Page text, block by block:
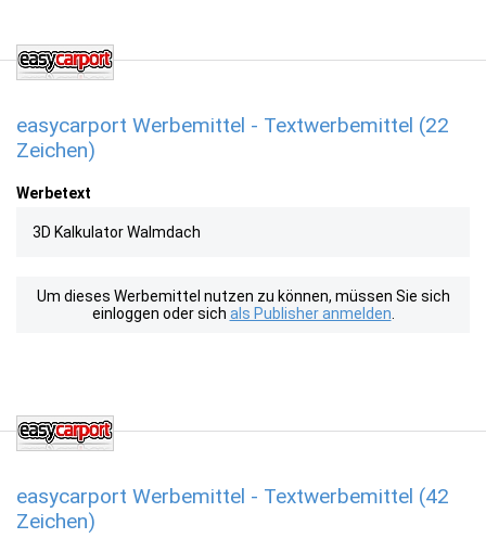
easycarport Werbemittel - Textwerbemittel (22
Zeichen)
Werbetext
3D Kalkulator Walmdach
Um dieses Werbemittel nutzen zu können, müssen Sie sich
einloggen oder sich als Publisher anmelden
easycarport Werbemittel - Textwerbemittel (42
Zeichen)